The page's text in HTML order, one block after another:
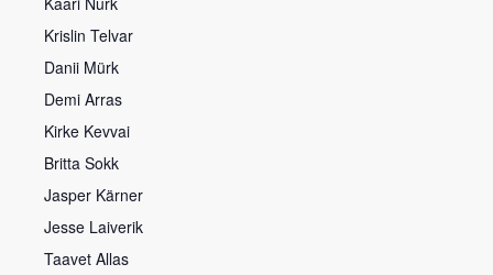
Krislin Telvar
Danii Mürk
Demi Arras
Kirke Kevvai
Britta Sokk
Jasper Kärner
Jesse Laiverik
Taavet Allas